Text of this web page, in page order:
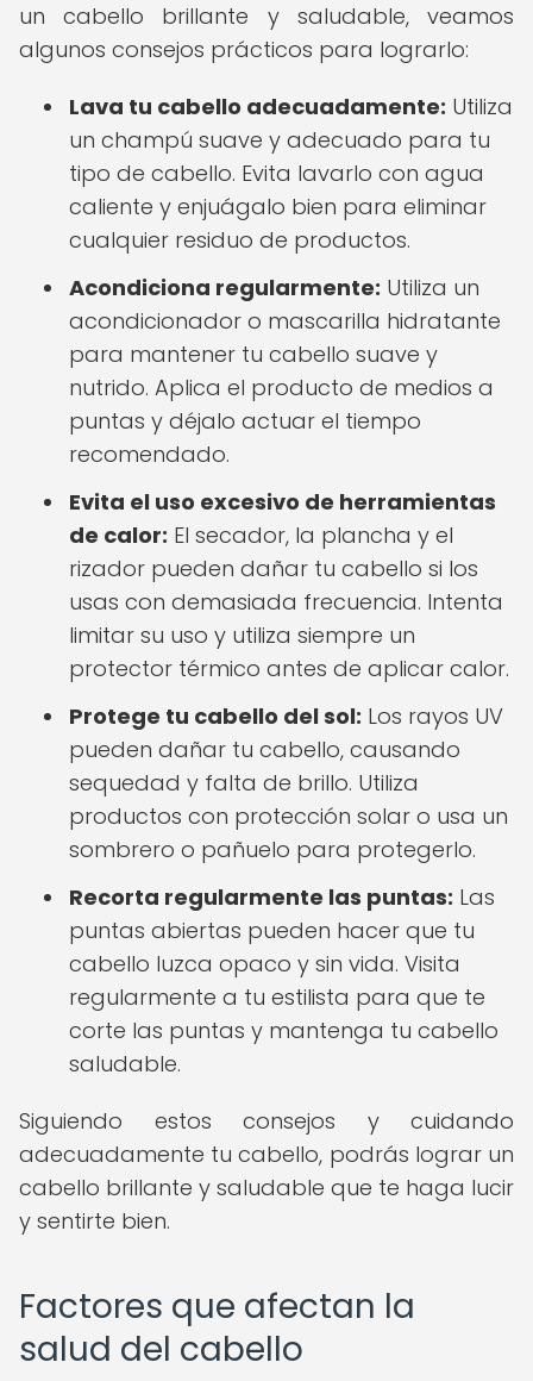
un cabello brillante y saludable, veamos
algunos consejos prácticos para lograrlo:
Lava tu cabello adecuadamente: Utiliza
un champú suave y adecuado para tu
tipo de cabello. Evita lavarlo con agua
caliente y enjuágalo bien para eliminar
cualquier residuo de productos.
Acondiciona regularmente: Utiliza un
acondicionador o mascarilla hidratante
para mantener tu cabello suave y
nutrido. Aplica el producto de medios a
puntas y déjalo actuar el tiempo
recomendado.
Evita el uso excesivo de herramientas
de calor: El secador, la plancha y el
rizador pueden dañar tu cabello si los
usas con demasiada frecuencia. Intenta
limitar su uso y utiliza siempre un
protector térmico antes de aplicar calor.
Protege tu cabello del sol: Los rayos UV
pueden dañar tu cabello, causando
sequedad y falta de brillo. Utiliza
productos con protección solar o usa un
sombrero o pañuelo para protegerlo.
Recorta regularmente las puntas: Las
puntas abiertas pueden hacer que tu
cabello luzca opaco y sin vida. Visita
regularmente a tu estilista para que te
corte las puntas y mantenga tu cabello
saludable.
Siguiendo estos consejos y cuidando
adecuadamente tu cabello, podrás lograr un
cabello brillante y saludable que te haga lucir
y sentirte bien.
Factores que afectan la
salud del cabello